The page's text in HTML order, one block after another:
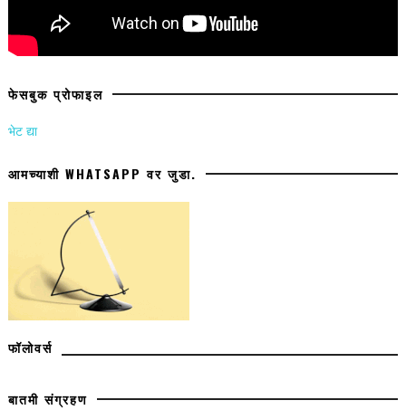
फेसबुक प्रोफाइल
भेट द्या
आमच्याशी WHATSAPP वर जुडा.
फॉलोवर्स
बातमी संग्रहण